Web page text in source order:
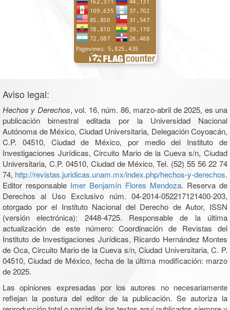
Aviso legal:
Hechos y Derechos, vol. 16, núm. 86, marzo-abril de 2025, es una
publicación bimestral editada por la Universidad Nacional
Autónoma de México, Ciudad Universitaria, Delegación Coyoacán,
C.P. 04510, Ciudad de México, por medio del Instituto de
Investigaciones Jurídicas, Circuito Mario de la Cueva s/n, Ciudad
Universitaria, C.P. 04510, Ciudad de México, Tel. (52) 55 56 22 74
74, http://revistas.juridicas.unam.mx/index.php/hechos-y-derechos.
Editor responsable Imer Benjamín Flores Mendoza. Reserva de
Derechos al Uso Exclusivo núm. 04-2014-052217121400-203,
otorgado por el Instituto Nacional del Derecho de Autor, ISSN
(versión electrónica): 2448-4725. Responsable de la última
actualización de este número: Coordinación de Revistas del
Instituto de Investigaciones Jurídicas, Ricardo Hernández Montes
de Oca, Circuito Mario de la Cueva s/n, Ciudad Universitaria, C. P.
04510, Ciudad de México, fecha de la última modificación: marzo
de 2025.
Las opiniones expresadas por los autores no necesariamente
reflejan la postura del editor de la publicación. Se autoriza la